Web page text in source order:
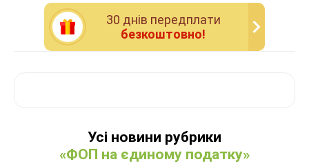
30 днiв передплати
безкоштовно!
Усі новини рубрики
«ФОП на єдиному податку»